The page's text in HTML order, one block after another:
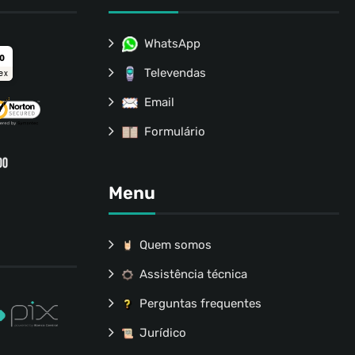
WhatsApp
Televendas
Email
Formulário
Menu
Quem somos
Assistência técnica
Perguntas frequentes
Jurídico